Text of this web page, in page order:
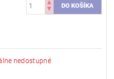
nedostupné